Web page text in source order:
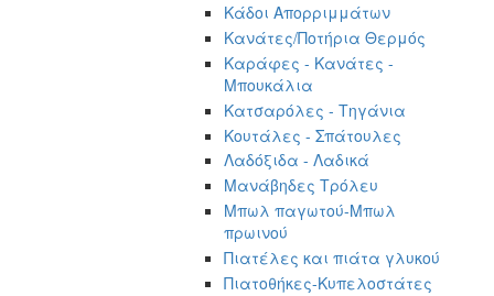
Κάδοι Απορριμμάτων
Κανάτες/Ποτήρια Θερμός
Καράφες - Κανάτες -
Μπουκάλια
Κατσαρόλες - Τηγάνια
Κουτάλες - Σπάτουλες
Λαδόξιδα - Λαδικά
Μανάβηδες Τρόλευ
Μπωλ παγωτού-Μπωλ
πρωινού
Πιατέλες και πιάτα γλυκού
Πιατοθήκες-Κυπελοστάτες